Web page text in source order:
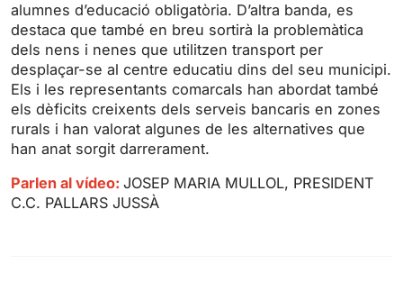
alumnes d’educació obligatòria. D’altra banda, es
destaca que també en breu sortirà la problemàtica
dels nens i nenes que utilitzen transport per
desplaçar-se al centre educatiu dins del seu municipi.
Els i les representants comarcals han abordat també
els dèficits creixents dels serveis bancaris en zones
rurals i han valorat algunes de les alternatives que
han anat sorgit darrerament.
Parlen al vídeo: JOSEP MARIA MULLOL, PRESIDENT
C.C. PALLARS JUSSÀ